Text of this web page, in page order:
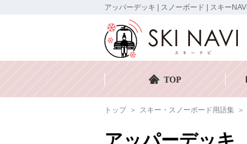
アッパーデッキ | スノーボード | スキーNAVI
TOP
トップ スキー・スノーボード用語集